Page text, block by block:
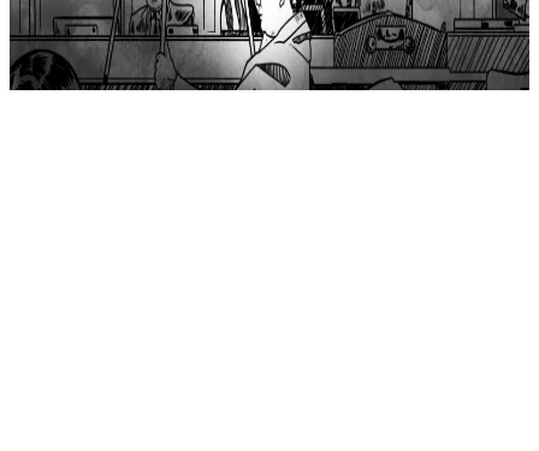
©
2026
QAWL. جميع الحقوق محفوظة.
الخصوصيةالشروطخريطة الموقع